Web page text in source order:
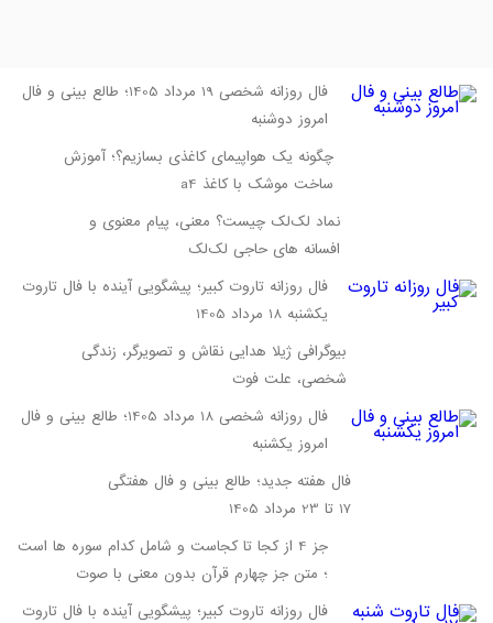
فال روزانه شخصی 19 مرداد 1405؛ طالع بینی و فال
امروز دوشنبه
چگونه یک هواپیمای کاغذی بسازیم؟؛ آموزش
ساخت موشک با کاغذ a4
نماد لک‌لک چیست؟ معنی، پیام معنوی و
افسانه‌ های حاجی لک‌لک
فال روزانه تاروت کبیر؛ پیشگویی آینده با فال تاروت
یکشنبه 18 مرداد 1405
بیوگرافی ژیلا هدایی نقاش و تصویرگر، زندگی
شخصی، علت فوت
فال روزانه شخصی 18 مرداد 1405؛ طالع بینی و فال
امروز یکشنبه
فال هفته جدید؛ طالع بینی و فال هفتگی
17 تا 23 مرداد 1405
جز 4 از کجا تا کجاست و شامل کدام سوره ها است
؛ متن جز چهارم قرآن بدون معنی با صوت
فال روزانه تاروت کبیر؛ پیشگویی آینده با فال تاروت